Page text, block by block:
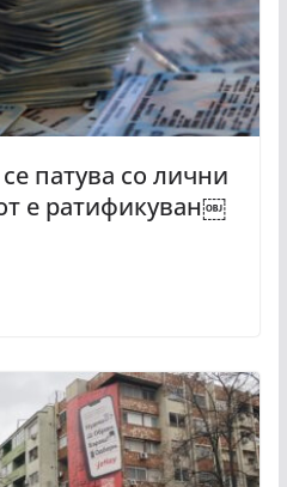
патува со лични
е ратификуван￼